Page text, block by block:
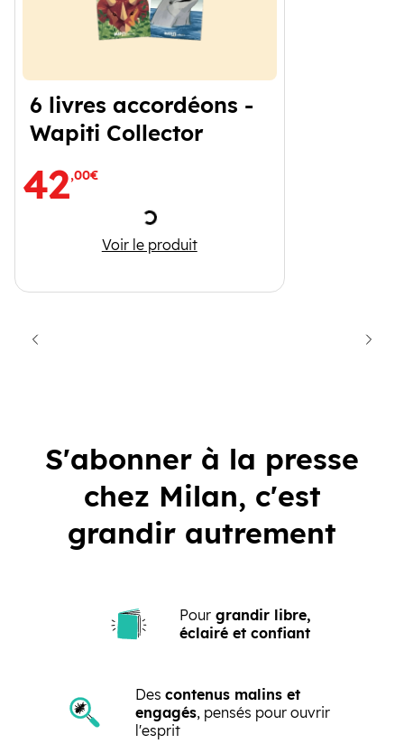
6 livres accordéons -
Wapiti Collector
42,00€
Chargement
Voir le produit6 livres accordéons - Wapiti Collector
S'abonner à la presse
chez Milan, c'est
grandir autrement
Pour grandir libre,
éclairé et confiant
Des contenus malins et
engagés, pensés pour ouvrir
l'esprit